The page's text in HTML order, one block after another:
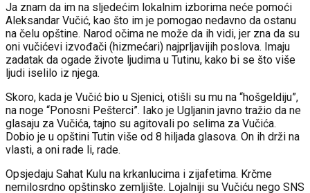
Ja znam da im na sljedećim lokalnim izborima neće pomoći
Aleksandar Vučić, kao što im je pomogao nedavno da ostanu
na čelu opštine. Narod očima ne može da ih vidi, jer zna da su
oni vučićevi izvođači (hizmećari) najprljavijih poslova. Imaju
zadatak da ogade živote ljudima u Tutinu, kako bi se što više
ljudi iselilo iz njega.
Skoro, kada je Vučić bio u Sjenici, otišli su mu na “hošgeldiju”,
na noge “Ponosni Pešterci”. Iako je Ugljanin javno tražio da ne
glasaju za Vučića, tajno su agitovali po selima za Vučića.
Dobio je u opštini Tutin više od 8 hiljada glasova. On ih drži na
vlasti, a oni rade li, rade.
Opsjedaju Sahat Kulu na krkanlucima i zijafetima. Krčme
nemilosrdno opštinsko zemljište. Lojalniji su Vučiću nego SNS